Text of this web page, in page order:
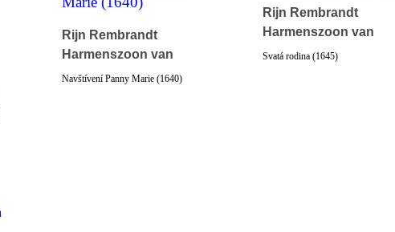
Rijn Rembrandt
Harmenszoon van
Navštívení Panny Marie (1640)
Rijn Rembrandt
Harmenszoon van
Svatá rodina (1645)